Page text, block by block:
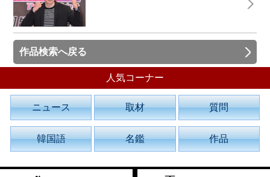
作品検索へ戻る
人気コーナー
ニュース 取材 質問
韓国語 名鑑 作品